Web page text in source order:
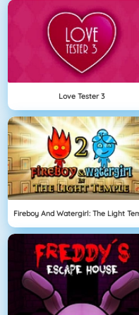
Love Tester 3